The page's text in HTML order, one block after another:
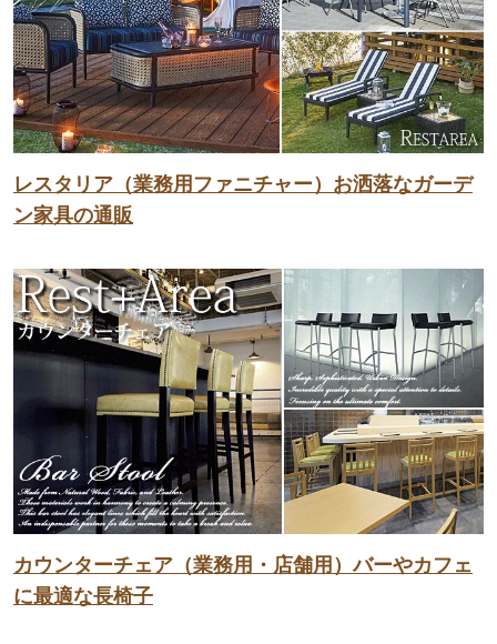
レスタリア（業務用ファニチャー）お洒落なガーデ
ン家具の通販
カウンターチェア（業務用・店舗用）バーやカフェ
に最適な長椅子